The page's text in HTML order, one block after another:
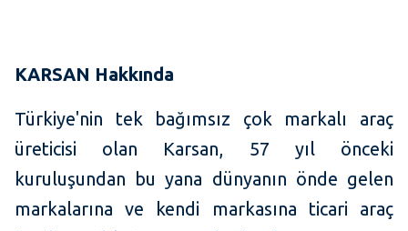
KARSAN Hakkında
Türkiye'nin tek bağımsız çok markalı araç
üreticisi olan Karsan, 57 yıl önceki
kuruluşundan bu yana dünyanın önde gelen
markalarına ve kendi markasına ticari araç